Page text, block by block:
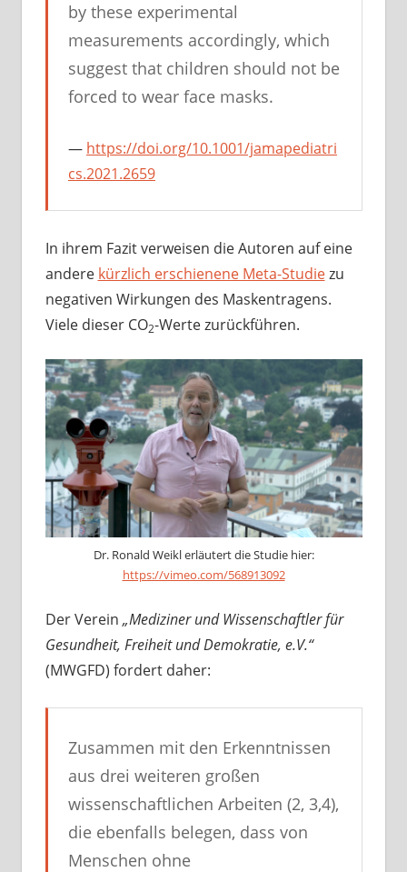
by these experimental
measurements accordingly, which
suggest that children should not be
forced to wear face masks.
https://doi.org/10.1001/jamapediatri
cs.2021.2659
In ihrem Fazit verweisen die Autoren auf eine
andere kürzlich erschienene Meta-Studiezu
negativen Wirkungen des Maskentragens.
Viele dieser CO2-Werte zurückführen.
Dr. Ronald Weikl erläutert die Studie hier:
https://vimeo.com/568913092
Der Verein „Mediziner und Wissenschaftler für
Gesundheit, Freiheit und Demokratie, e.V.“
(MWGFD) fordert daher:
Zusammen mit den Erkenntnissen
aus drei weiteren großen
wissenschaftlichen Arbeiten (2, 3,4),
die ebenfalls belegen, dass von
Menschen ohne